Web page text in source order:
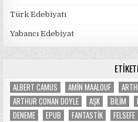
Türk Edebiyatı
Yabancı Edebiyat
ALBERT CAMUS AMIN MAALOUF
ARTHUR CONAN DOYLE
AŞK BILIM
DENEME
EPUB FANTASTIK FELSEFE